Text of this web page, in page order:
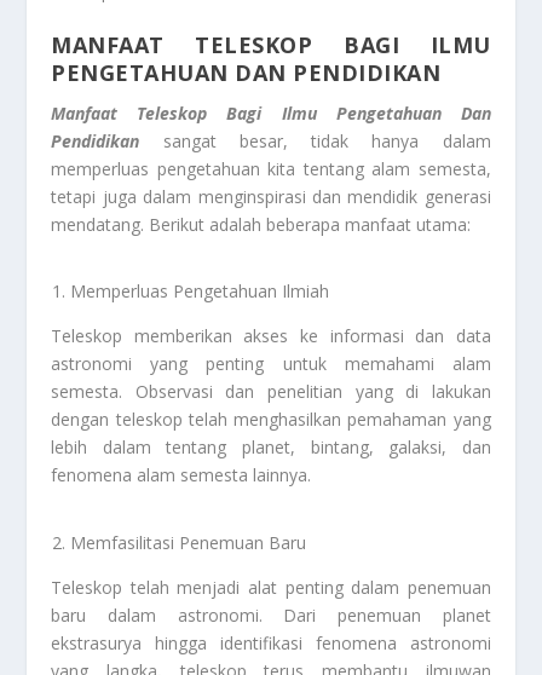
MANFAAT TELESKOP BAGI ILMU
PENGETAHUAN DAN PENDIDIKAN
Manfaat Teleskop Bagi Ilmu Pengetahuan Dan
Pendidikan sangat besar, tidak hanya dalam
memperluas pengetahuan kita tentang alam semesta,
tetapi juga dalam menginspirasi dan mendidik generasi
mendatang. Berikut adalah beberapa manfaat utama:
Memperluas Pengetahuan Ilmiah
Teleskop memberikan akses ke informasi dan data
astronomi yang penting untuk memahami alam
semesta. Observasi dan penelitian yang di lakukan
dengan teleskop telah menghasilkan pemahaman yang
lebih dalam tentang planet, bintang, galaksi, dan
fenomena alam semesta lainnya.
Memfasilitasi Penemuan Baru
Teleskop telah menjadi alat penting dalam penemuan
baru dalam astronomi. Dari penemuan planet
ekstrasurya hingga identifikasi fenomena astronomi
yang langka, teleskop terus membantu ilmuwan